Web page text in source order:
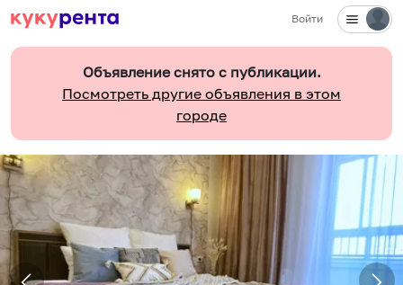
Войти
Объявление снято с публикации.
Посмотреть другие объявления в этом
городе